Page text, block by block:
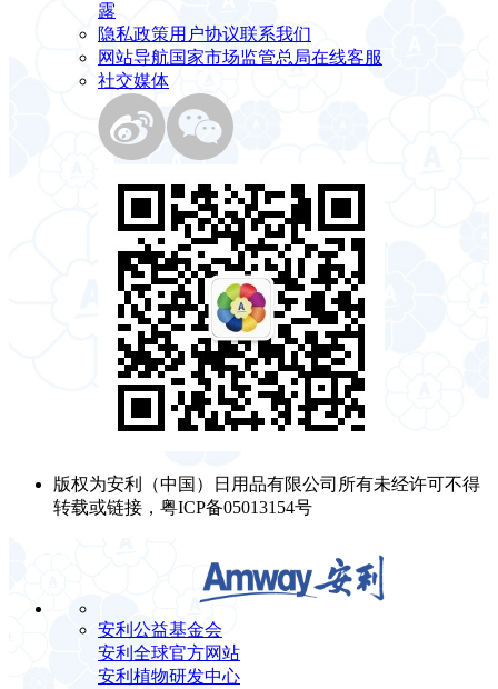
露
隐私政策用户协议联系我们
网站导航国家市场监管总局在线客服
社交媒体
版权为安利（中国）日用品有限公司所有未经许可不得
转载或链接，粤ICP备05013154号
安利公益基金会
安利全球官方网站
安利植物研发中心